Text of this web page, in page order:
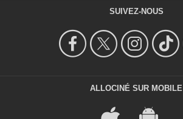
SUIVEZ-NOUS
ALLOCINÉ SUR MOBILE